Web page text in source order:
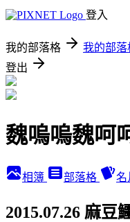
登入
我的部落格 我的部落
登出
魏嗚嗚魏呵
相簿 部落格 名
2015.07.26 麻豆